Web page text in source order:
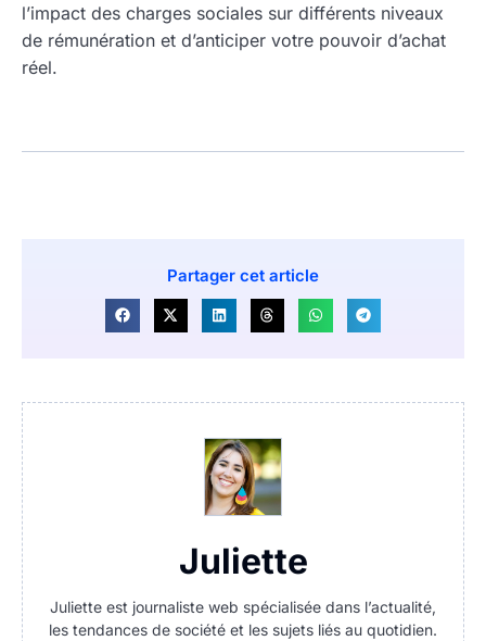
l’impact des charges sociales sur différents niveaux
de rémunération et d’anticiper votre pouvoir d’achat
réel.
Partager cet article
Juliette
Juliette est journaliste web spécialisée dans l’actualité,
les tendances de société et les sujets liés au quotidien.